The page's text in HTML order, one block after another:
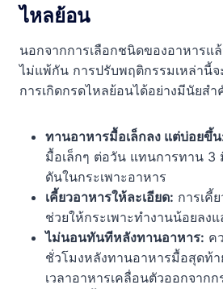
ไหลย้อน
นอกจากการเลือกชนิดของอาหารแ
ไม่แพ้กัน การปรับพฤติกรรมเหล่านี้จ
การเกิดกรดไหลย้อนได้อย่างมีนัยส
ทานอาหารมื้อเล็กลง แต่บ่อยขึ้
มื้อเล็กๆ ต่อวัน แทนการทาน 3
ดันในกระเพาะอาหาร
เคี้ยวอาหารให้ละเอียด: การเคี้
ช่วยให้กระเพาะทำงานน้อยลง
ไม่นอนทันทีหลังทานอาหาร: ค
ชั่วโมงหลังทานอาหารมื้อสุดท้
เวลาอาหารเคลื่อนตัวออกจากก